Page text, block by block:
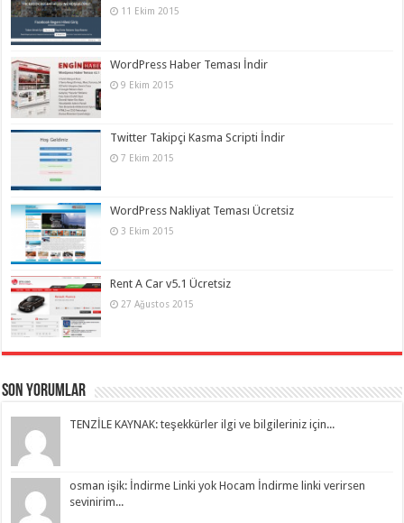
11 Ekim 2015
WordPress Haber Teması İndir
9 Ekim 2015
Twitter Takipçi Kasma Scripti İndir
7 Ekim 2015
WordPress Nakliyat Teması Ücretsiz
3 Ekim 2015
Rent A Car v5.1 Ücretsiz
27 Ağustos 2015
Son Yorumlar
TENZİLE KAYNAK: teşekkürler ilgi ve bilgileriniz için...
osman işik: İndirme Linki yok Hocam İndirme linki verirsen
sevinirim...